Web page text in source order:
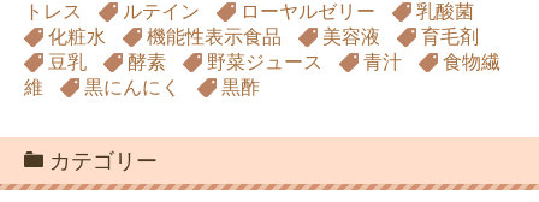
トレス
ルテイン ローヤルゼリー
乳酸菌
化粧水
機能性表示食品 美容液
育毛剤
豆乳
酵素 野菜ジュース 青汁
食物繊
維
黒にんにく 黒酢
カテゴリー